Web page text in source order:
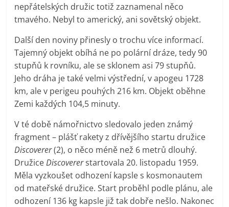
nepřátelských družic totiž zaznamenal něco
tmavého. Nebyl to americký, ani sovětský objekt.
Další den noviny přinesly o trochu více informací.
Tajemný objekt obíhá ne po polární dráze, tedy 90
stupňů k rovníku, ale se sklonem asi 79 stupňů.
Jeho dráha je také velmi výstřední, v apogeu 1728
km, ale v perigeu pouhých 216 km. Objekt oběhne
Zemi každých 104,5 minuty.
V té době námořnictvo sledovalo jeden známý
fragment – plášť rakety z dřívějšího startu družice
Discoverer(2), o něco méně než 6 metrů dlouhý.
DružiceDiscovererstartovala 20. listopadu 1959.
Měla vyzkoušet odhození kapsle s kosmonautem
od mateřské družice. Start proběhl podle plánu, ale
odhození 136 kg kapsle již tak dobře nešlo. Nakonec